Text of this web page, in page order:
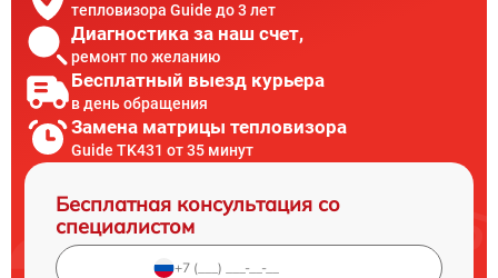
тепловизора Guide до 3 лет
Диагностика за наш счет,
ремонт по желанию
Бесплатный выезд курьера
в день обращения
Замена матрицы тепловизора
Guide TK431 от 35 минут
Бесплатная консультация со
специалистом